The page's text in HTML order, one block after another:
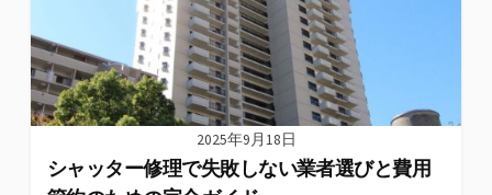
2025年9月18日
シャッター修理で失敗しない業者選びと費用